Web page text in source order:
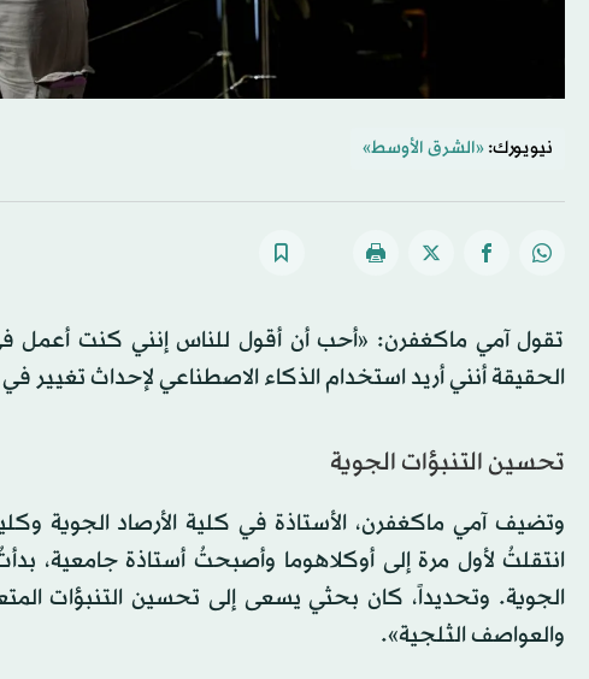
نيويورك: «الشرق الأوسط»
تقول آمي ماكغفرن: «أحب أن أقول للناس إنني كنت أعمل
الحقيقة أنني أريد استخدام الذكاء الاصطناعي لإحداث
تحسين التنبؤات الجوية
انتقلتُ لأول مرة إلى أوكلاهوما وأصبحتُ أستاذة جامعية،
الجوية. وتحديداً، كان بحثي يسعى إلى تحسين التنبؤات
والعواصف الثلجية».